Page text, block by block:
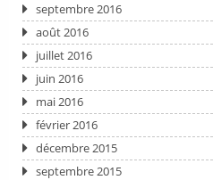
septembre 2016
août 2016
juillet 2016
juin 2016
mai 2016
février 2016
décembre 2015
septembre 2015